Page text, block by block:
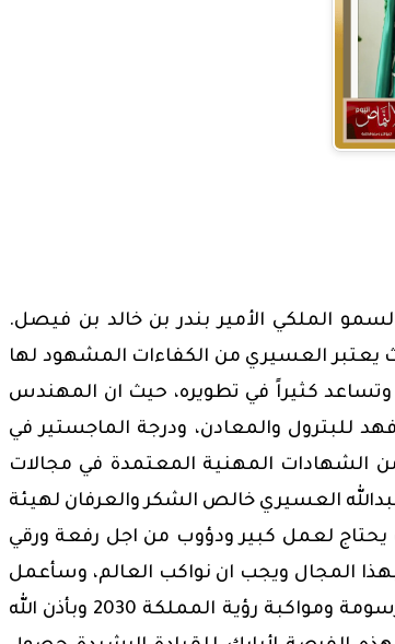
الملكي الأمير بندر بن خالد بن فيصل.
يعتبر العسيري من الكفاءات المشهود لها
وتساعد كثيراً في تطويره، حيث ان المهندس
للبترول والمعادن، ودرجة الماجستير في
الشهادات المهنية المعتمدة في مجالات
العسيري خالص الشكر والعرفان لهيئة
يحتاج لعمل كبير ودؤوب من اجل رفعة ورقي
المجال ويجب ان نواكب العالم، وسأعمل
مع زملائي بهيئة الفروسية لتقديم كل طاقاتنا للوصول للأهداف المرسومة ومواكبة رؤية المملكة 2030 وبأذن الله